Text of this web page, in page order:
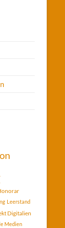
Leerstand
Digitalien
Medien